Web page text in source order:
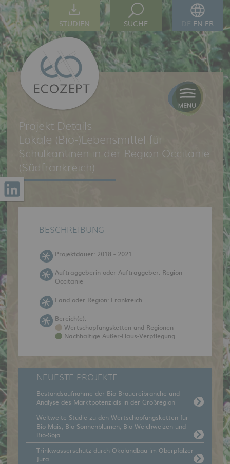
STUDIEN SUCHE EN FR
Projekt Details
Lokale (Bio-)Lebensmittel für
Schulkantinen in der Region Occitanie
(Südfrankreich)
BESCHREIBUNG
Projektdauer: 2018 - 2021
Auftraggeberin oder Auftraggeber: Region
Occitanie
Land oder Region: Frankreich
Bereich(e):
Wertschöpfungsketten und Regionen
Nachhaltige Außer-Haus-Verpflegung
NEUESTE PROJEKTE
Bestandsaufnahme der Bio-Brauereibranche und
Analyse des Marktpotenzials in der Großregion
Weltweite Studie zu den Wertschöpfungsketten für
Bio-Mais, Bio-Sonnenblumen, Bio-Weichweizen und
Bio-Soja
Trinkwasserschutz durch Ökolandbau im Oberpfälzer
Jura